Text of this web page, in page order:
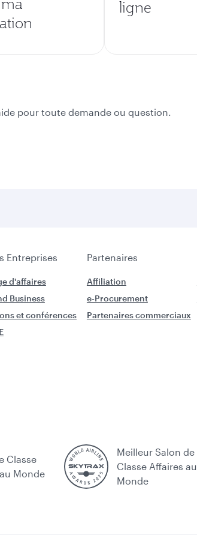
ligne
pour toute demande ou question.
Entreprises Partenaires
d'affaires
Business
et conférences
Affiliation
e-Procurement
Partenaires commerciaux
Classe
Monde
Meilleur Salon de
Classe Affaires au
Monde